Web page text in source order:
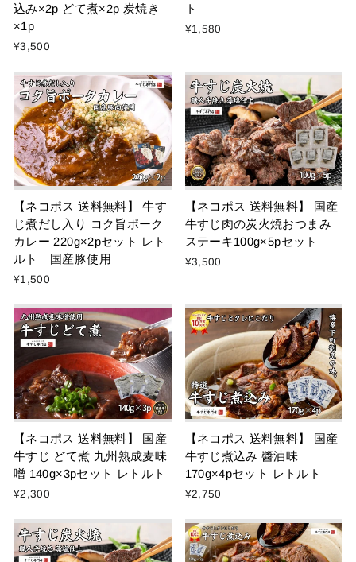
込み×2p どて煮×2p 炭焼き
×1p
¥3,500
ト
¥1,580
【ネコポス 送料無料】 牛す
じ煮だし入り コク旨ポーク
カレー 220g×2pセット レト
ルト 国産豚使用
¥1,500
【ネコポス 送料無料】 国産
牛すじ肉の炭火焼おつまみ
ステーキ100g×5pセット
¥3,500
【ネコポス 送料無料】 国産
牛すじ どて煮 九州熟成麦味
噌 140g×3pセット レトルト
¥2,300
【ネコポス 送料無料】 国産
牛すじ煮込み 醬油味
170g×4pセット レトルト
¥2,750